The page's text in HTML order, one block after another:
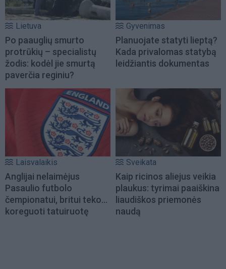
Lietuva
Po paauglių smurto
protrūkių – specialistų
žodis: kodėl jie smurtą
paverčia reginiu?
Gyvenimas
Planuojate statyti lieptą?
Kada privalomas statybą
leidžiantis dokumentas
Laisvalaikis
Anglijai nelaimėjus
Pasaulio futbolo
čempionatui, britui teko...
koreguoti tatuiruotę
Sveikata
Kaip ricinos aliejus veikia
plaukus: tyrimai paaiškina
liaudiškos priemonės
naudą